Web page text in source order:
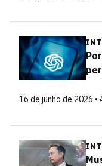
16 de junho de 2026